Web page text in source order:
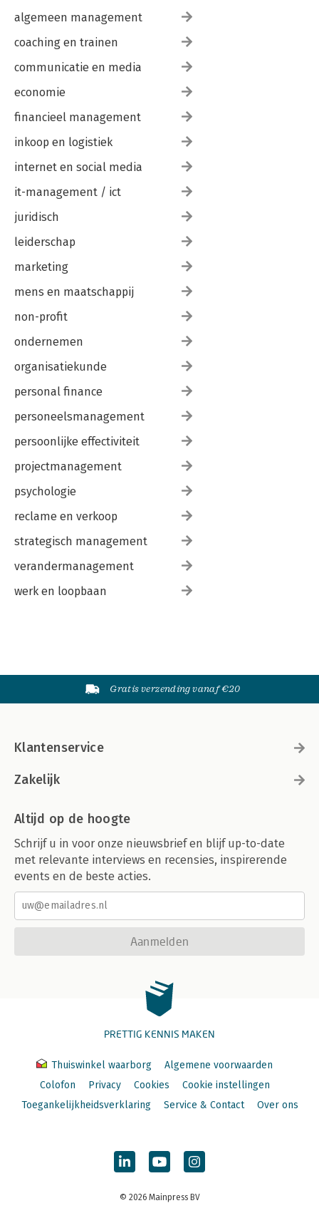
algemeen management
coaching en trainen
communicatie en media
economie
financieel management
inkoop en logistiek
internet en social media
it-management / ict
juridisch
leiderschap
marketing
mens en maatschappij
non-profit
ondernemen
organisatiekunde
personal finance
personeelsmanagement
persoonlijke effectiviteit
projectmanagement
psychologie
reclame en verkoop
strategisch management
verandermanagement
werk en loopbaan
Gratis verzending vanaf €20
Klantenservice
Zakelijk
Altijd op de hoogte
Schrijf u in voor onze nieuwsbrief en blijf up-to-date
met relevante interviews en recensies, inspirerende
events en de beste acties.
Aanmelden
PRETTIG KENNIS MAKEN
Thuiswinkel waarborg
Algemene voorwaarden
Colofon
Privacy Cookies
Cookie instellingen
Toegankelijkheidsverklaring
Service & Contact Over ons
© 2026 Mainpress BV